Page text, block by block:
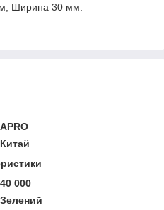
Ширина 30 мм.
APRO
Китай
40 000
Зелений